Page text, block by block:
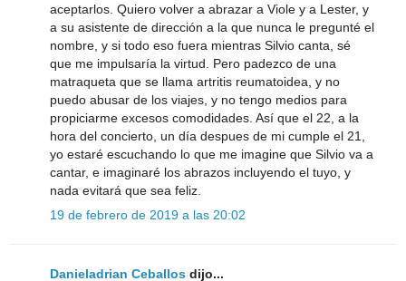
aceptarlos. Quiero volver a abrazar a Viole y a Lester, y
a su asistente de dirección a la que nunca le pregunté el
nombre, y si todo eso fuera mientras Silvio canta, sé
que me impulsaría la virtud. Pero padezco de una
matraqueta que se llama artritis reumatoidea, y no
puedo abusar de los viajes, y no tengo medios para
propiciarme excesos comodidades. Así que el 22, a la
hora del concierto, un día despues de mi cumple el 21,
yo estaré escuchando lo que me imagine que Silvio va a
cantar, e imaginaré los abrazos incluyendo el tuyo, y
nada evitará que sea feliz.
19 de febrero de 2019 a las 20:02
Danieladrian Ceballos dijo...